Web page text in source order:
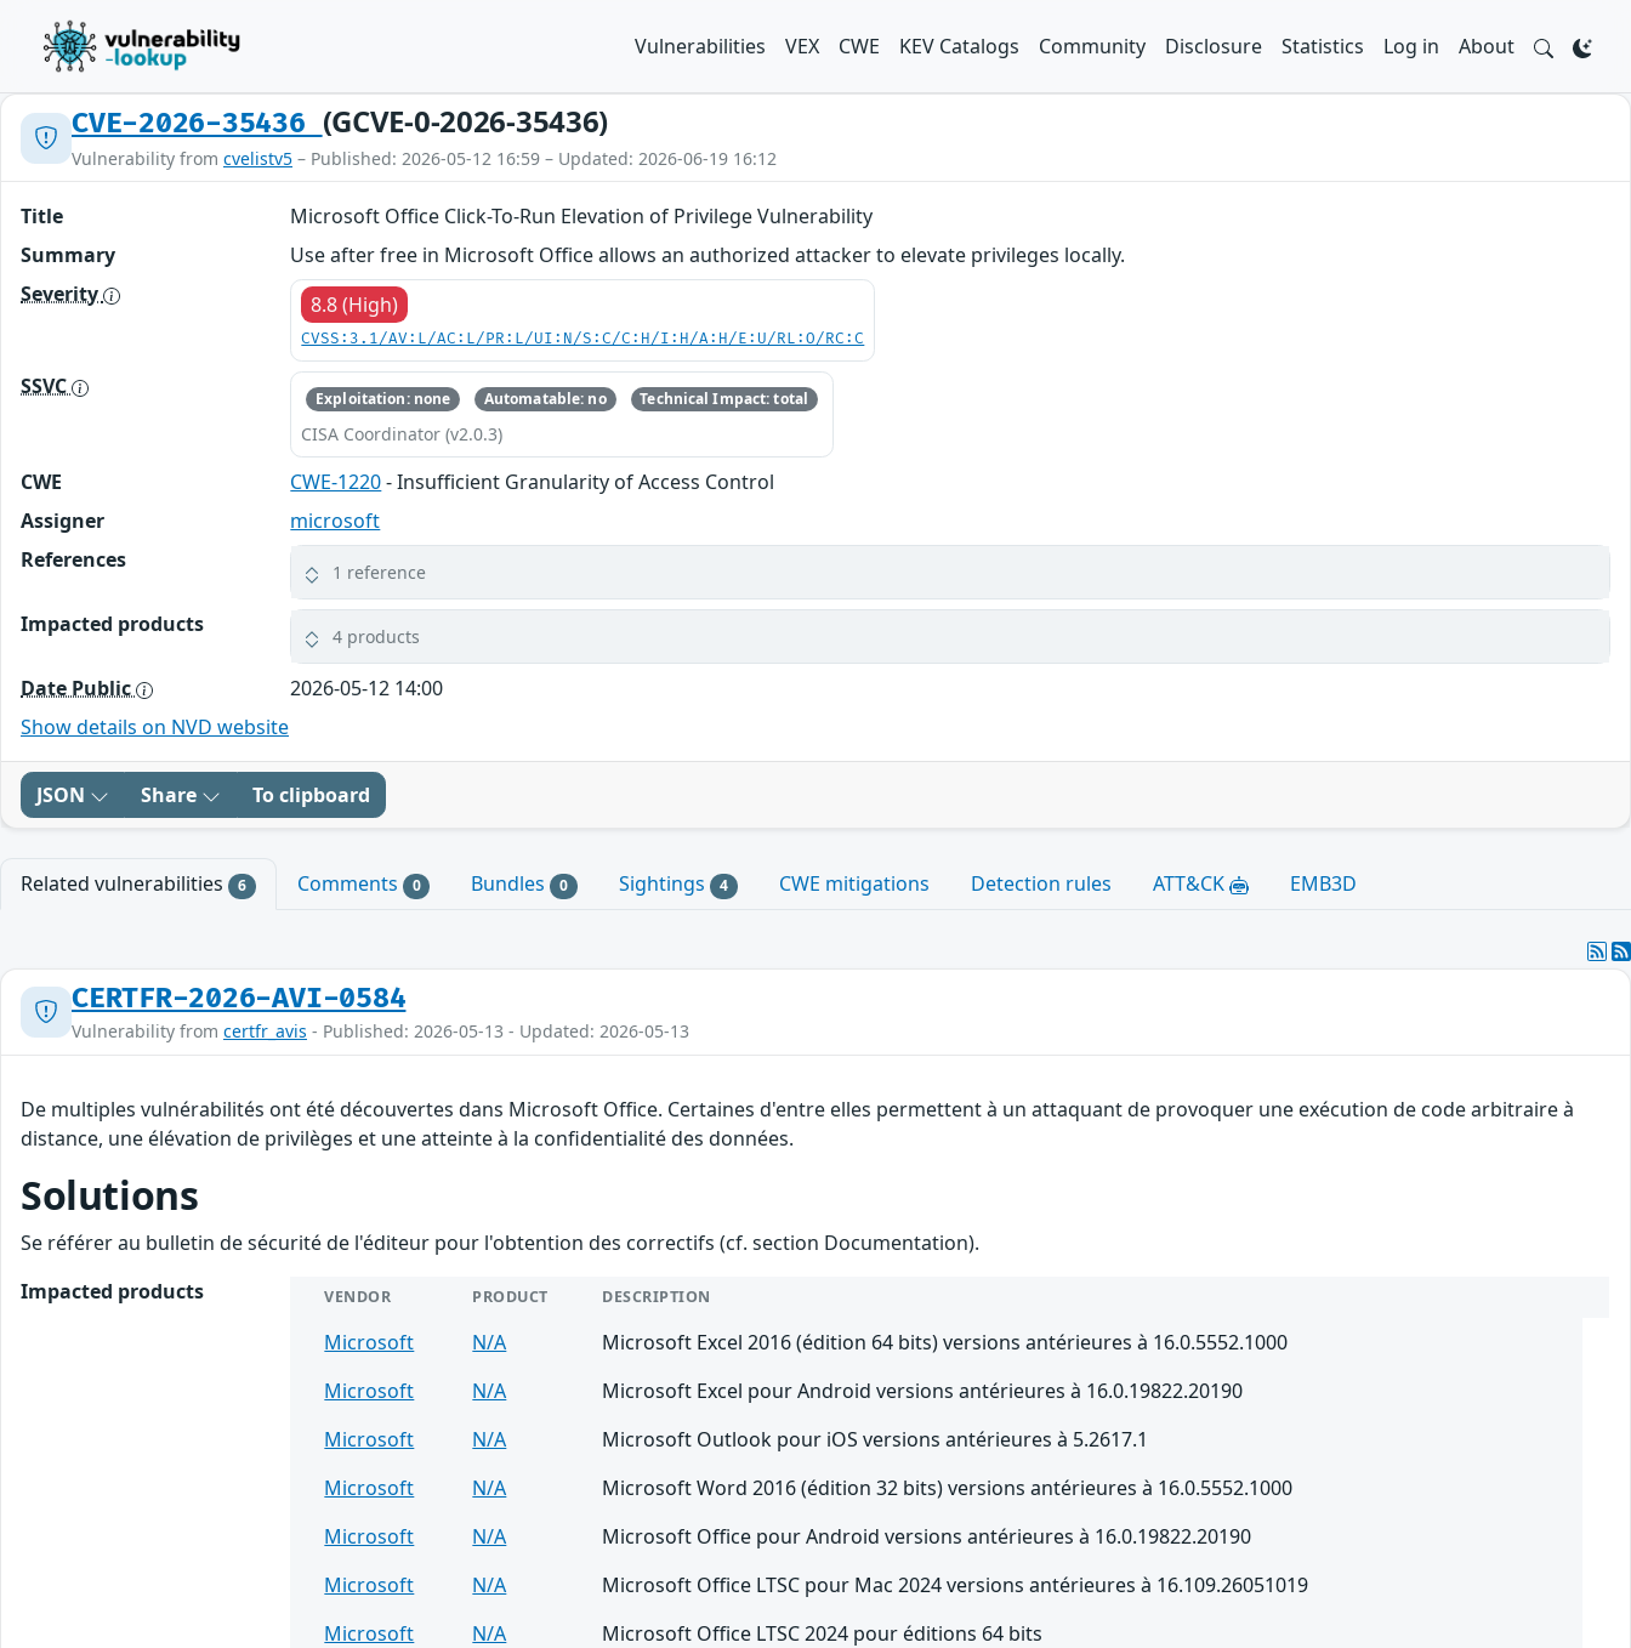
Vulnerabilities VEX CWE KEV Catalogs Community Disclosure Statistics Log in About
CVE-2026-35436 (GCVE-0-2026-35436)
Vulnerability from cvelistv5 – Published: 2026-05-12 16:59 – Updated: 2026-06-19 16:12
Title
Microsoft Office Click-To-Run Elevation of Privilege Vulnerability
Summary
Use after free in Microsoft Office allows an authorized attacker to elevate privileges locally.
Severity
8.8 (High)
CVSS:3.1/AV:L/AC:L/PR:L/UI:N/S:C/C:H/I:H/A:H/E:U/RL:O/RC:C
SSVC Exploitation: none Automatable: no Technical Impact: total
CISA Coordinator (v2.0.3)
CWE CWE-1220- Insufficient Granularity of Access Control
Assigner
microsoft
References
1 reference
Impacted products 4 products
Date Public
2026-05-12 14:00
Show details on NVD website
JSON Share To clipboard
Related vulnerabilities 6 Comments 0 Bundles 0 Sightings 4 CWE mitigations Detection rules ATT&CK EMB3D
CERTFR-2026-AVI-0584
Vulnerability from certfr_avis - Published: 2026-05-13 - Updated: 2026-05-13
De multiples vulnérabilités ont été découvertes dans Microsoft Office. Certaines d'entre elles permettent à un attaquant de provoquer une exécution de code arbitraire à
distance, une élévation de privilèges et une atteinte à la confidentialité des données.
Solutions
Se référer au bulletin de sécurité de l'éditeur pour l'obtention des correctifs (cf. section Documentation).
Impacted products
VENDOR PRODUCT DESCRIPTION
Microsoft N/A
Microsoft Excel 2016 (édition 64 bits) versions antérieures à 16.0.5552.1000
Microsoft
N/A
Microsoft Excel pour Android versions antérieures à 16.0.19822.20190
Microsoft
N/A
Microsoft Outlook pour iOS versions antérieures à 5.2617.1
Microsoft
N/A
Microsoft Word 2016 (édition 32 bits) versions antérieures à 16.0.5552.1000
Microsoft
N/A
Microsoft Office pour Android versions antérieures à 16.0.19822.20190
Microsoft
N/A
Microsoft Office LTSC pour Mac 2024 versions antérieures à 16.109.26051019
Microsoft
N/A
Microsoft Office LTSC 2024 pour éditions 64 bits